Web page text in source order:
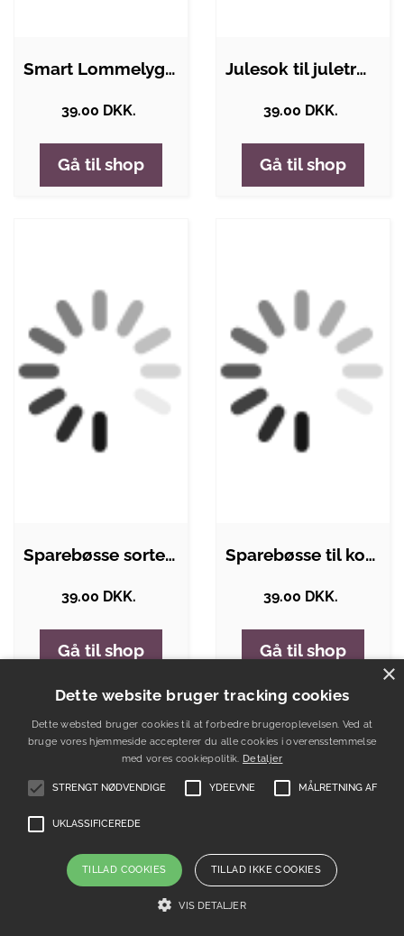
Smart Lommelygte
39.00 DKK.
Gå til shop
Julesok til juletræ - med rensdyrhoved
39.00 DKK.
Gå til shop
Sparebøsse sorte penge
39.00 DKK.
Gå til shop
Sparebøsse til konfirmanden
39.00 DKK.
Gå til shop
-20% -60%
Dette website bruger tracking cookies
Dette websted bruger cookies til at forbedre brugeroplevelsen. Ved at
bruge vores hjemmeside accepterer du alle cookies i overensstemmelse
med vores cookiepolitik. Detaljer
STRENGT NØDVENDIGE YDEEVNE MÅLRETNING AF
UKLASSIFICEREDE
TILLAD COOKIES TILLAD IKKE COOKIES
VIS DETALJER
×